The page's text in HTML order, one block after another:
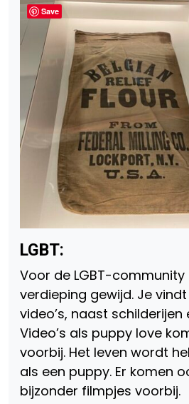
LGBT:
Voor de LGBT-community
verdieping gewijd. Je
video’s, naast
Video’s als puppy love
voorbij. Het leven wordt
als een puppy. Er komen
bijzonder filmpjes voorbij.
Save